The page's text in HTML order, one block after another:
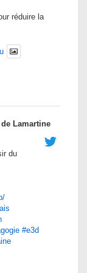
réduire la
Lamartine
du
#e3d